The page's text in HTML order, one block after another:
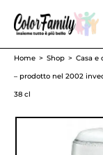
Home Shop Casa e
– prodotto nel 2002
38 cl